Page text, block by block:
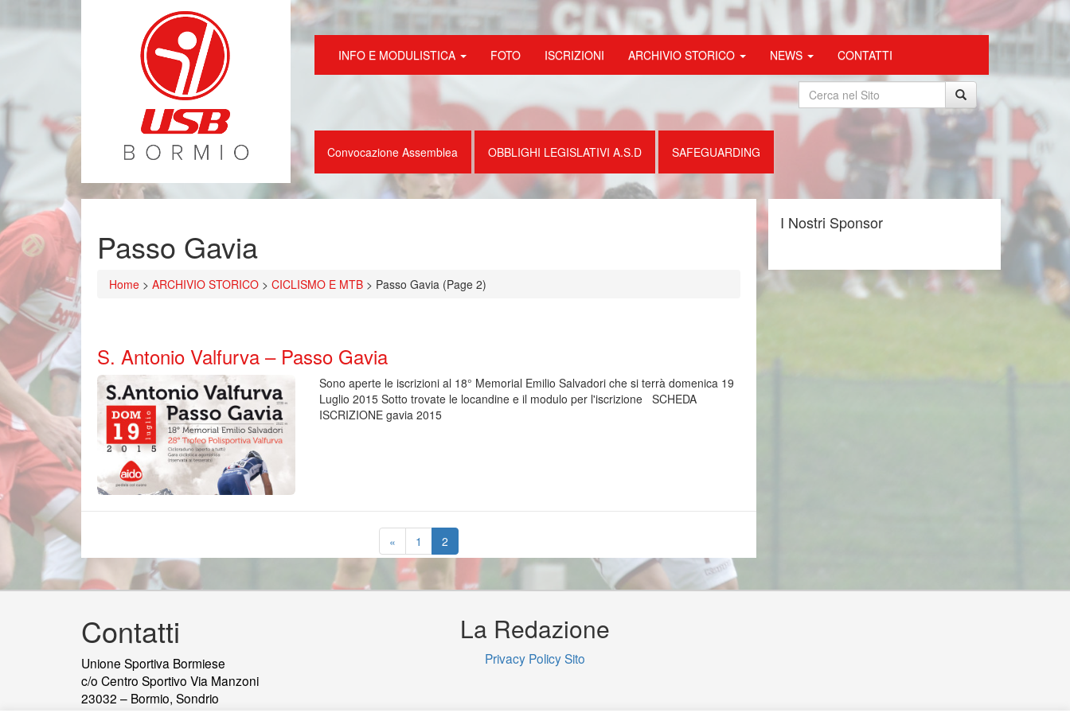
INFO E MODULISTICA FOTO ISCRIZIONI ARCHIVIO STORICO NEWS CONTATTI
Convocazione Assemblea OBBLIGHI LEGISLATIVI A.S.D SAFEGUARDING
Passo Gavia
Home > ARCHIVIO STORICO > CICLISMO E MTB > Passo Gavia (Page 2)
S. Antonio Valfurva – Passo Gavia
Sono aperte le iscrizioni al 18° Memorial Emilio Salvadori che si terrà domenica 19
Luglio 2015 Sotto trovate le locandine e il modulo per l'iscrizione SCHEDA
ISCRIZIONE gavia 2015
« 1 2
I Nostri Sponsor
Contatti
Unione Sportiva Bormiese
c/o Centro Sportivo Via Manzoni
23032 – Bormio, Sondrio
La Redazione
Privacy Policy Sito